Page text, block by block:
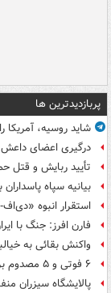
پربازدیدترین ها
شاید روسیه، آمریکا
درگیری اعضای داعش
تأیید ربایش و قتل
بیانیه سپاه
استقرار انبوه «دی‌اف‑۱۷» و پایان عصر پدافند آمریکا +عکس
فارن افرز: جنگ با
واکنش بقائی به
۶ فوتی و ۵ مصدوم بر اثر تصادف زنجیره‌ای
پالایشگاه سیزران